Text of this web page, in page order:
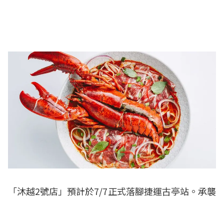
「沐越2號店」預計於7/7正式落腳捷運古亭站。承襲